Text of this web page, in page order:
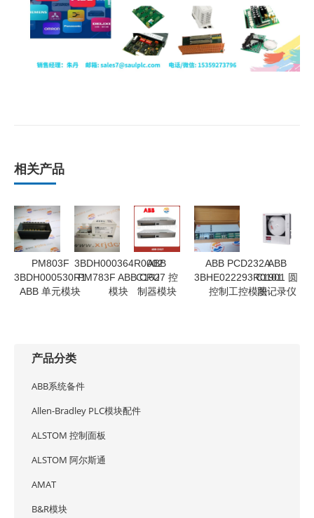
相关产品
PM803F
3BDH000530R1
ABB 单元模块
3BDH000364R0002
PM783F ABB CPU
模块
ABB
C1627 控
制器模块
ABB PCD232A
3BHE022293R0101
控制工控模块
ABB
C1901 圆
图记录仪
产品分类
ABB系统备件
Allen-Bradley PLC模块配件
ALSTOM 控制面板
ALSTOM 阿尔斯通
AMAT
B&R模块